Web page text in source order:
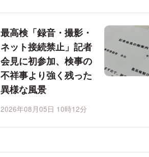
最高検「録音・撮影・
ネット接続禁止」記者
会見に初参加、検事の
不祥事より強く残った
異様な風景
2026年08月05日 10時12分